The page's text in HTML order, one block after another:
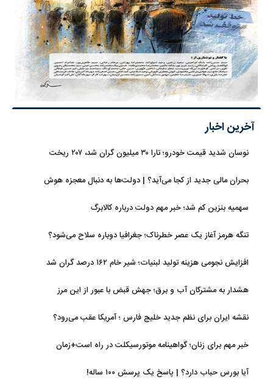
آخرین اخبار
نوسان شدید قیمت خودرو؛ تارا ۳۰ میلیون گران شد، ۲۰۷ ریخت
بحران مالی جدید از کجا می‌آید؟ | دولت‌ها به دنبال معجزه هوش
سهمیه بنزین کم شد؛ خبر مهم دولت درباره کالابرگ
تنگه هرمز آغاز یک عصر خطرناک؛ جغرافیا دوباره سلاح می‌شود؟
افزایش نجومی هزینه تولید لبنیات؛ شیر خام ۱۶۲ درصد گران شد
هشدار به مشترکان آب و برق؛ جهش قبض با عبور از این مرز
نقشه ایران برای نظم جدید خلیج فارس ؛ آمریکا عقب می‌رود؟
خبر مهم برای زنان؛ گواهینامه موتورسیکلت در راه است+زمان
آیا بورس حباب دارد؟ | پاسخ یک پرسش ۱۰۰ ساله!